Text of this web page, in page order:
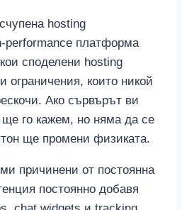
hosting
performance платформа
споделени hosting
ограничения, които никой
Ако сървърът ви
ще го кажем, но няма да се
ще промени физиката.
причинени от постоянна
постоянно добавя